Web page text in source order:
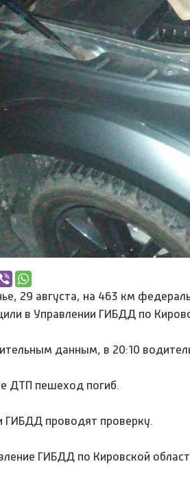
29 августа, на 463 км
в Управлении ГИБДД по
данным, в 20:10
ДТП пешеход погиб.
ГИБДД проводят проверку.
ГИБДД по Кировской